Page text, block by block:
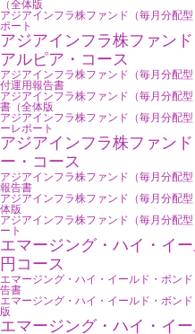
（全体版
アジアインフラ株ファンド（毎月分配
ポート
アジアインフラ株ファン
アルピア・コース
アジアインフラ株ファンド（毎月分配
付運用報告書
アジアインフラ株ファンド（毎月分配
書（全体版
アジアインフラ株ファンド（毎月分配
ーレポート
アジアインフラ株ファン
ー・コース
アジアインフラ株ファンド（毎月分配
報告書
アジアインフラ株ファンド（毎月分配
体版
アジアインフラ株ファンド（毎月分配
ート
エマージング・ハイ・イ
円コース
エマージング・ハイ・イールド・ボン
告書
エマージング・ハイ・イールド・ボン
版
エマージング・ハイ・イ